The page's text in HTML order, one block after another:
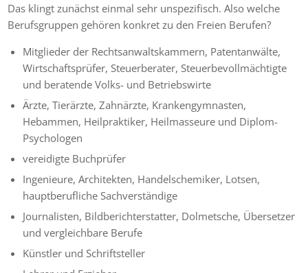
Das klingt zunächst einmal sehr unspezifisch. Also welche
Berufsgruppen gehören konkret zu den Freien Berufen?
Mitglieder der Rechtsanwaltskammern, Patentanwälte,
Wirtschaftsprüfer, Steuerberater, Steuerbevollmächtigte
und beratende Volks- und Betriebswirte
Ärzte, Tierärzte, Zahnärzte, Krankengymnasten,
Hebammen, Heilpraktiker, Heilmasseure und Diplom-
Psychologen
vereidigte Buchprüfer
Ingenieure, Architekten, Handelschemiker, Lotsen,
hauptberufliche Sachverständige
Journalisten, Bildberichterstatter, Dolmetsche, Übersetzer
und vergleichbare Berufe
Künstler und Schriftsteller